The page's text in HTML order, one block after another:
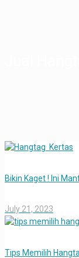
Bikin Kaget ! Ini
July 21, 2023
Tips Memilih